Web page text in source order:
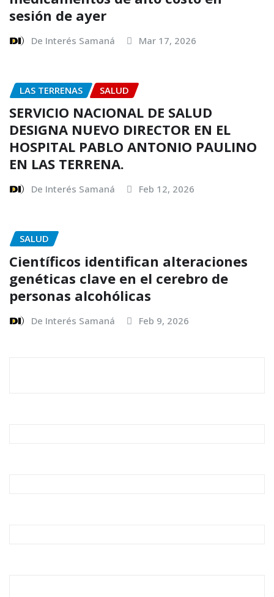
sesión de ayer
De Interés Samaná Mar 17, 2026
LAS TERRENAS SALUD
SERVICIO NACIONAL DE SALUD
DESIGNA NUEVO DIRECTOR EN EL
HOSPITAL PABLO ANTONIO PAULINO
EN LAS TERRENA.
De Interés Samaná Feb 12, 2026
SALUD
Científicos identifican alteraciones
genéticas clave en el cerebro de
personas alcohólicas
De Interés Samaná Feb 9, 2026